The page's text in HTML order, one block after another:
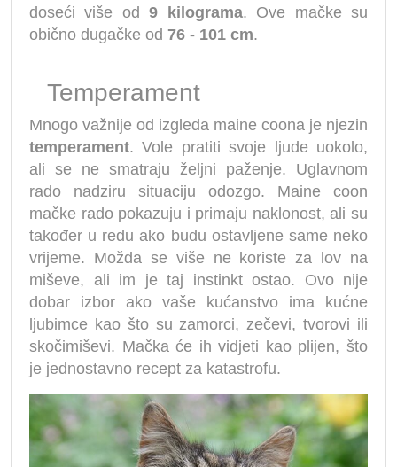
doseći više od 9 kilograma. Ove mačke su
obično dugačke od 76 - 101 cm.
Temperament
Mnogo važnije od izgleda maine coona je njezin
temperament. Vole pratiti svoje ljude uokolo,
ali se ne smatraju željni paženje. Uglavnom
rado nadziru situaciju odozgo. Maine coon
mačke rado pokazuju i primaju naklonost, ali su
također u redu ako budu ostavljene same neko
vrijeme. Možda se više ne koriste za lov na
miševe, ali im je taj instinkt ostao. Ovo nije
dobar izbor ako vaše kućanstvo ima kućne
ljubimce kao što su zamorci, zečevi, tvorovi ili
skočimiševi. Mačka će ih vidjeti kao plijen, što
je jednostavno recept za katastrofu.